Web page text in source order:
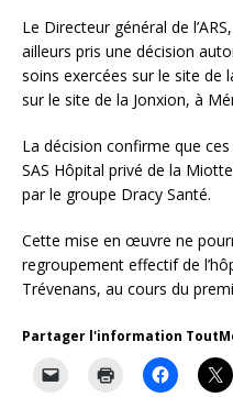
Le Directeur général de
ailleurs pris une décision
soins exercées sur le site de
sur le site de la Jonxion, à
La décision confirme que
SAS Hôpital privé de la
par le groupe Dracy Santé.
Cette mise en œuvre ne
regroupement effectif de
Trévenans, au cours du
Partager l'information